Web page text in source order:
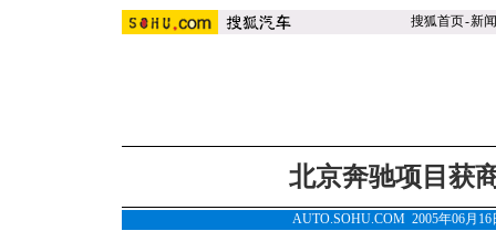
搜狐首页-新闻
北京奔驰项目获
AUTO.SOHU.COM 2005年06月